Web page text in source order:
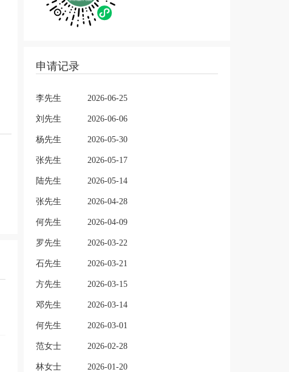
申请记录
李先生 2026-06-25
刘先生 2026-06-06
杨先生 2026-05-30
张先生 2026-05-17
陆先生 2026-05-14
张先生 2026-04-28
何先生 2026-04-09
罗先生 2026-03-22
石先生 2026-03-21
方先生 2026-03-15
邓先生 2026-03-14
何先生 2026-03-01
范女士 2026-02-28
林女士 2026-01-20